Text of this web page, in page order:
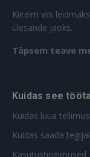
Kiireim viis
ülesande jaoks.
Täpsem teave
Kuidas see
Kuidas luua
Kuidas saada
Kasutustingimused